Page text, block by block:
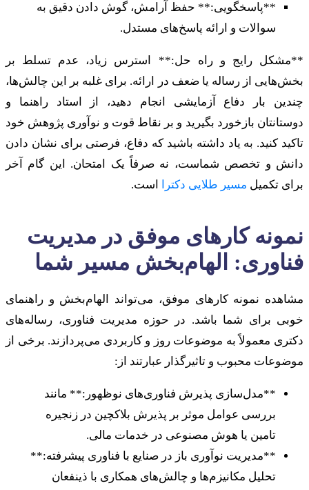
**پاسخگویی:** حفظ آرامش، گوش دادن دقیق به
سوالات و ارائه پاسخ‌های مستدل.
**مشکل رایج و راه حل:** استرس زیاد، عدم تسلط بر
بخش‌هایی از رساله یا ضعف در ارائه. برای غلبه بر این چالش‌ها،
چندین بار دفاع آزمایشی انجام دهید، از استاد راهنما و
دوستانتان بازخورد بگیرید و بر نقاط قوت و نوآوری پژوهش خود
تاکید کنید. به یاد داشته باشید که دفاع، فرصتی برای نشان دادن
دانش و تخصص شماست، نه صرفاً یک امتحان. این گام آخر
برای تکمیل مسیر طلایی دکترا است.
نمونه کارهای موفق در مدیریت
فناوری: الهام‌بخش مسیر شما
مشاهده نمونه کارهای موفق، می‌تواند الهام‌بخش و راهنمای
خوبی برای شما باشد. در حوزه مدیریت فناوری، رساله‌های
دکتری معمولاً به موضوعات روز و کاربردی می‌پردازند. برخی از
موضوعات محبوب و تاثیرگذار عبارتند از:
**مدل‌سازی پذیرش فناوری‌های نوظهور:** مانند
بررسی عوامل موثر بر پذیرش بلاکچین در زنجیره
تامین یا هوش مصنوعی در خدمات مالی.
**مدیریت نوآوری باز در صنایع با فناوری پیشرفته:**
تحلیل مکانیزم‌ها و چالش‌های همکاری با ذینفعان